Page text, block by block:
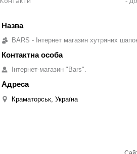
BARS - Інтернет магазин хутряних
Інтернет-магазин "Bars".
Краматорськ, Україна